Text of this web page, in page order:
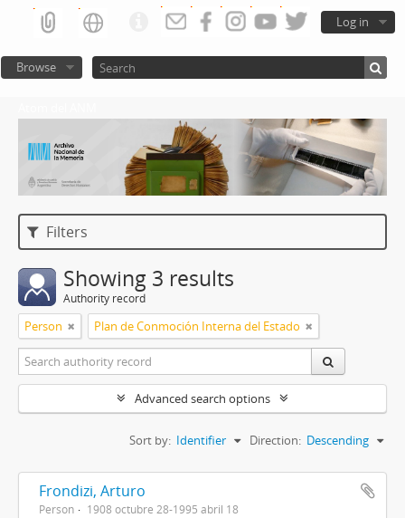
Log in
Browse
Filters
Showing 3 results
Authority record
Person Plan de Conmoción Interna del Estado
Advanced search options
Sort by: Identifier Direction: Descending
Frondizi, Arturo
Person 1908 octubre 28-1995 abril 18